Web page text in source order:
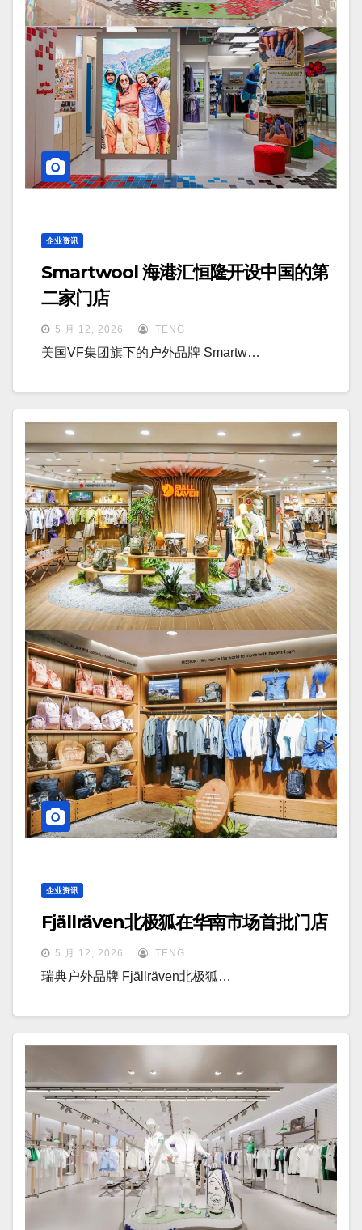
企业资讯
Smartwool 海港汇恒隆开设中国的第
二家门店
5 月 12, 2026 TENG
美国VF集团旗下的户外品牌 Smartw…
企业资讯
Fjällräven北极狐在华南市场首批门店
5 月 12, 2026 TENG
瑞典户外品牌 Fjällräven北极狐…